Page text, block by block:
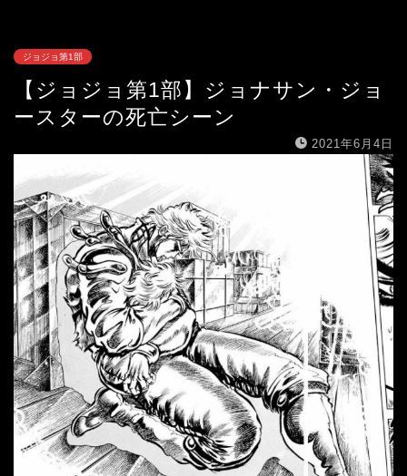
ジョジョ第1部
【ジョジョ第1部】ジョナサン・ジョ
ースターの死亡シーン
2021年6月4日